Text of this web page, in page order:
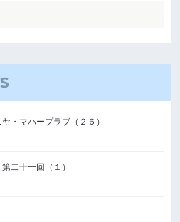
・マハープラブ（２６）
二十一回（１）